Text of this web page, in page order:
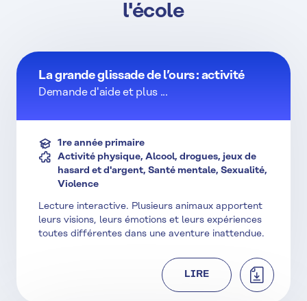
l'école
La grande glissade de l’ours : activité
Demande d'aide et plus ...
1re année primaire
Activité physique, Alcool, drogues, jeux de
hasard et d'argent, Santé mentale, Sexualité,
Violence
Lecture interactive. Plusieurs animaux apportent
leurs visions, leurs émotions et leurs expériences
toutes différentes dans une aventure inattendue.
LIRE